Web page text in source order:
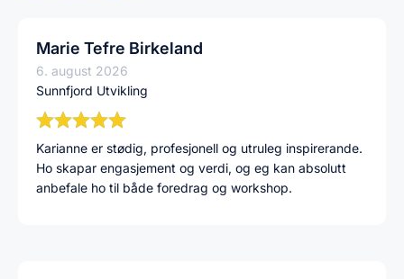
Marie Tefre Birkeland
6. august 2026
Sunnfjord Utvikling
Karianne er stødig, profesjonell og utruleg inspirerande.
Ho skapar engasjement og verdi, og eg kan absolutt
anbefale ho til både foredrag og workshop.